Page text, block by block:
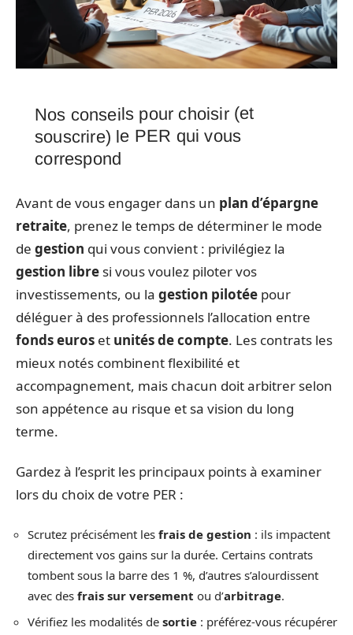
Nos conseils pour choisir (et
souscrire) le PER qui vous
correspond
Avant de vous engager dans un plan d’épargne
retraite, prenez le temps de déterminer le mode
de gestion qui vous convient : privilégiez la
gestion libre si vous voulez piloter vos
investissements, ou la gestion pilotée pour
déléguer à des professionnels l’allocation entre
fonds euros et unités de compte. Les contrats les
mieux notés combinent flexibilité et
accompagnement, mais chacun doit arbitrer selon
son appétence au risque et sa vision du long
terme.
Gardez à l’esprit les principaux points à examiner
lors du choix de votre PER :
Scrutez précisément les frais de gestion : ils impactent
directement vos gains sur la durée. Certains contrats
tombent sous la barre des 1 %, d’autres s’alourdissent
avec des frais sur versement ou d’arbitrage.
Vérifiez les modalités de sortie : préférez-vous récupérer